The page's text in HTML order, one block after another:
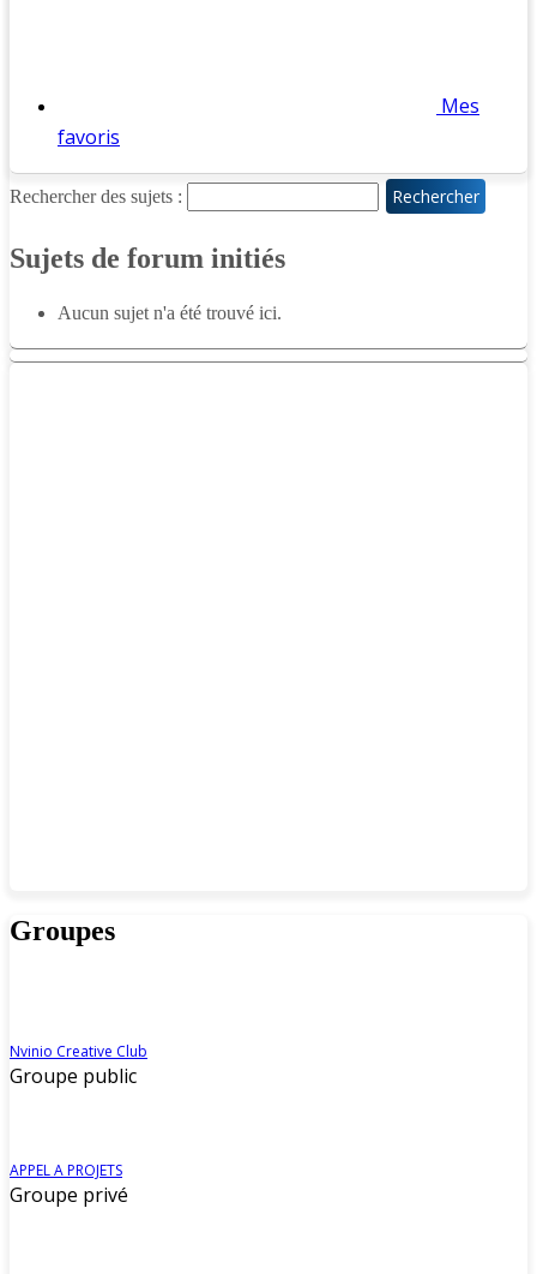
Mes
favoris
Rechercher des sujets :
Sujets de forum initiés
Aucun sujet n'a été trouvé ici.
Groupes
Nvinio Creative Club
Groupe public
APPEL A PROJETS
Groupe privé